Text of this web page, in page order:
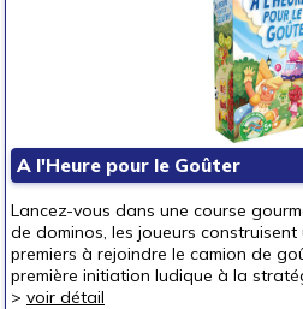
A l'Heure pour le Goûter
Lancez-vous dans une course
de dominos, les joueurs construisent
premiers à rejoindre le camion de
première initiation ludique à la
> voir détail